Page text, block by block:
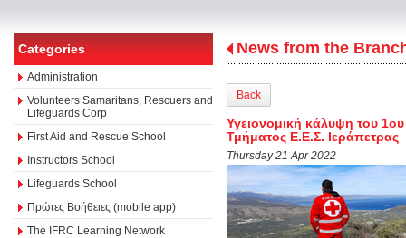
Categories
Administration
Volunteers Samaritans, Rescuers and
Lifeguards Corp
First Aid and Rescue School
Instructors School
Lifeguards School
Πρώτες Βοήθειες (mobile app)
The IFRC Learning Network
News from the
Back
Υγειονομική κάλυψη του
Τμήματος Ε.Ε.Σ. Ιεράπετρας
Thursday 21 Apr 2022